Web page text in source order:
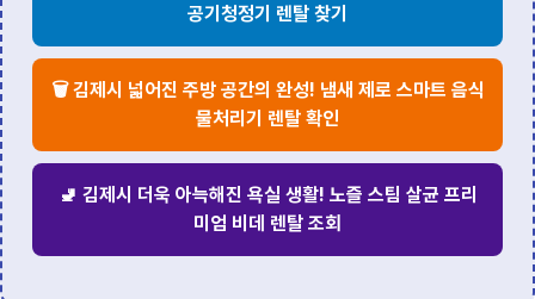
공기청정기 렌탈 찾기
🗑️ 김제시 넓어진 주방 공간의 완성! 냄새 제로 스마트 음식
물처리기 렌탈 확인
🚽 김제시 더욱 아늑해진 욕실 생활! 노즐 스팀 살균 프리
미엄 비데 렌탈 조회